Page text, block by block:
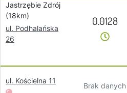
Jastrzębie Zdrój
(18km)
ul. Podhalańska
26
0.0128
ul. Kościelna 11
Brak danych